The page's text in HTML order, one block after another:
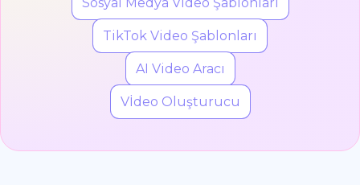
TikTok Video Şablonları
AI Video Aracı
Vİdeo Oluşturucu